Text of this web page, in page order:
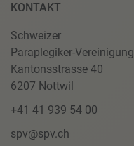
KONTAKT
Schweizer
Paraplegiker-Vereinigung
Kantonsstrasse 40
6207 Nottwil
+41 41 939 54 00
spv@spv.ch